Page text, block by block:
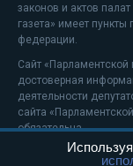
законов и актов
газета» имеет пункты
федерации.
Сайт «Парламентской
достоверная
деятельности
сайта
обязательна.
На информационном